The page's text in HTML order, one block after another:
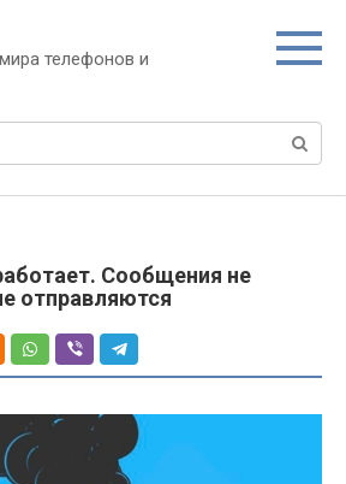
телефонов и
Сообщения не
отправляются